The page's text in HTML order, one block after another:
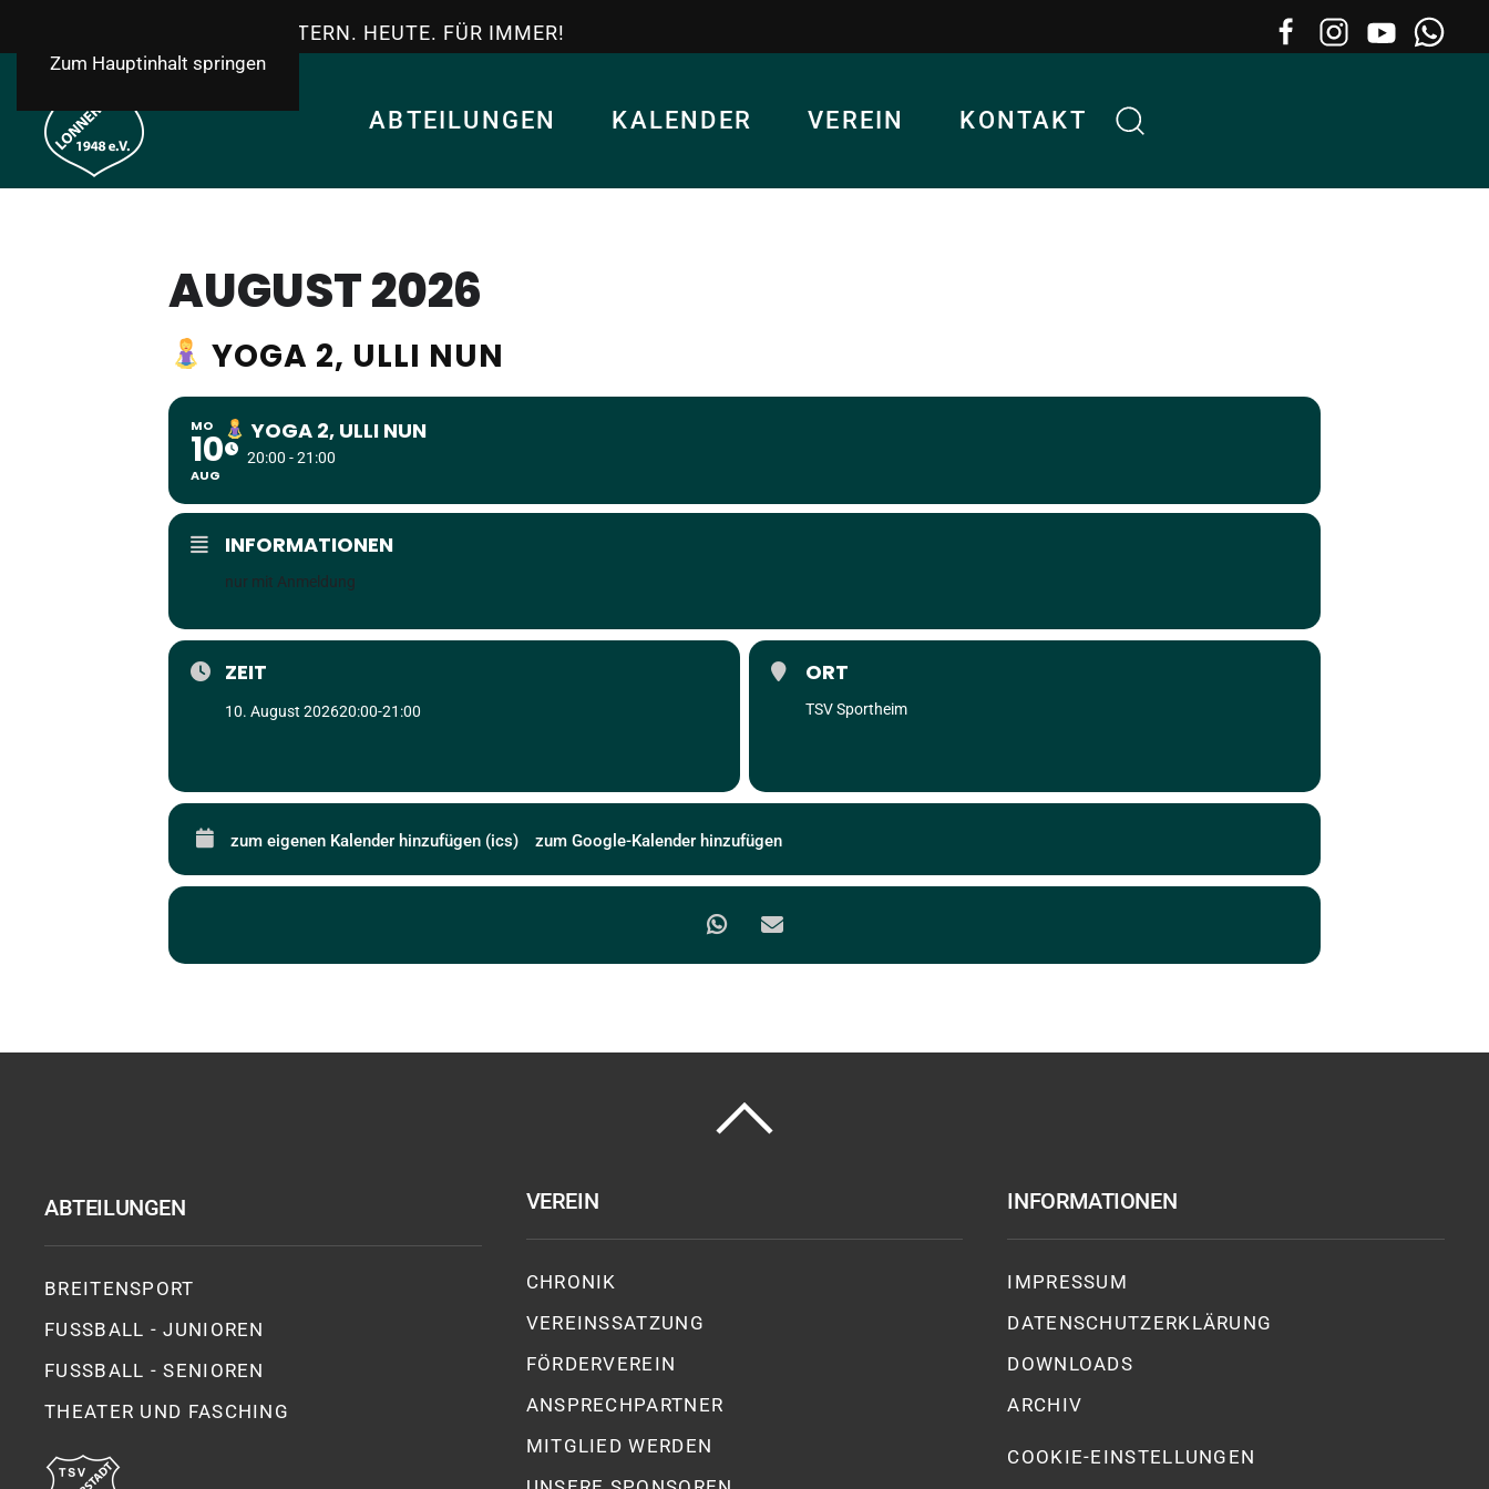
Zum Hauptinhalt springen
TSV LONNERSTADT - GESTERN. HEUTE. FÜR IMMER!
ABTEILUNGEN KALENDER VEREIN KONTAKT
AUGUST 2026
YOGA 2, ULLI NUN
MO
10
AUG
YOGA 2, ULLI NUN
20:00 - 21:00
INFORMATIONEN
nur mit Anmeldung
ZEIT
10. August 202620:00-21:00
ORT
TSV Sportheim
zum eigenen Kalender hinzufügen (ics) zum Google-Kalender hinzufügen
ABTEILUNGEN
BREITENSPORT
FUSSBALL - JUNIOREN
FUSSBALL - SENIOREN
THEATER UND FASCHING
VEREIN
CHRONIK
VEREINSSATZUNG
FÖRDERVEREIN
ANSPRECHPARTNER
MITGLIED WERDEN
INFORMATIONEN
IMPRESSUM
DATENSCHUTZ­ERKLÄRUNG
DOWNLOADS
ARCHIV
COOKIE-EINSTELLUNGEN